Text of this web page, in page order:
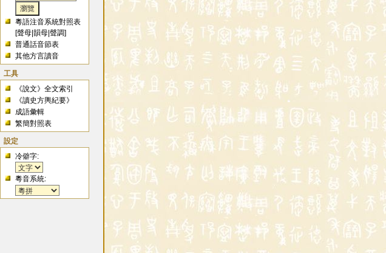
粵語注音系統對照表
[聲母 |韻母 |聲調]
普通話音節表
其他方言讀音
工具
《說文》全文索引
《讀史方輿紀要》
成語彙輯
繁簡對照表
設定
冷僻字:
粵音系統: